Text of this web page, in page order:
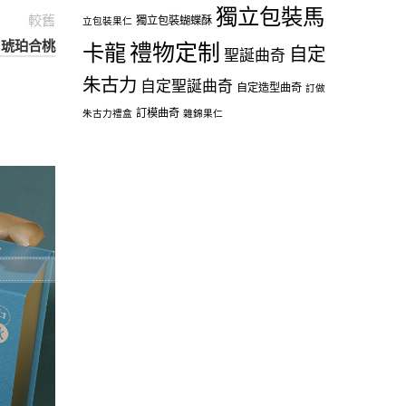
較舊
珀合桃
立包裝果仁 獨立包裝蝴蝶酥 獨立包裝馬
卡龍禮物定制 聖誕曲奇 自定
朱古力 自定聖誕曲奇 自定造型曲奇 訂做
朱古力禮盒 訂模曲奇 雜錦果仁